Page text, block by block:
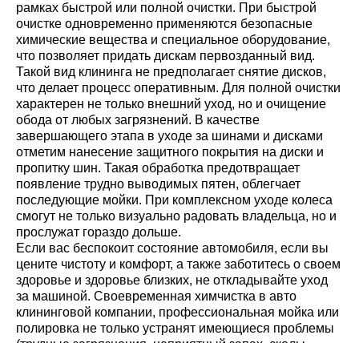
рамках быстрой или полной очистки. При быстрой
очистке одновременно применяются безопасные
химические вещества и специальное оборудование,
что позволяет придать дискам первозданный вид.
Такой вид клининга не предполагает снятие дисков,
что делает процесс оперативным. Для полной очистки
характерен не только внешний уход, но и очищение
обода от любых загрязнений. В качестве
завершающего этапа в уходе за шинами и дисками
отметим нанесение защитного покрытия на диски и
пропитку шин. Такая обработка предотвращает
появление трудно выводимых пятен, облегчает
последующие мойки. При комплексном уходе колеса
смогут не только визуально радовать владельца, но и
прослужат гораздо дольше.
Если вас беспокоит состояние автомобиля, если вы
цените чистоту и комфорт, а также заботитесь о своем
здоровье и здоровье близких, не откладывайте уход
за машиной. Своевременная химчистка в авто
клининговой компании, профессиональная мойка или
полировка не только устранят имеющиеся проблемы